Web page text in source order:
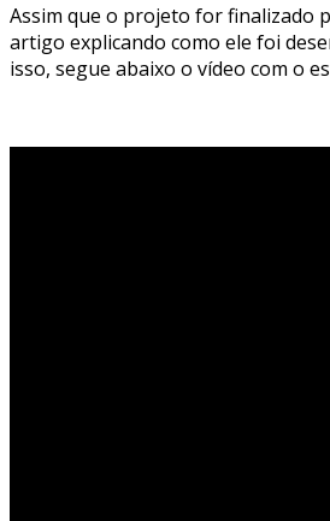
Assim que o projeto for finalizado
artigo explicando como ele foi
isso, segue abaixo o vídeo com o